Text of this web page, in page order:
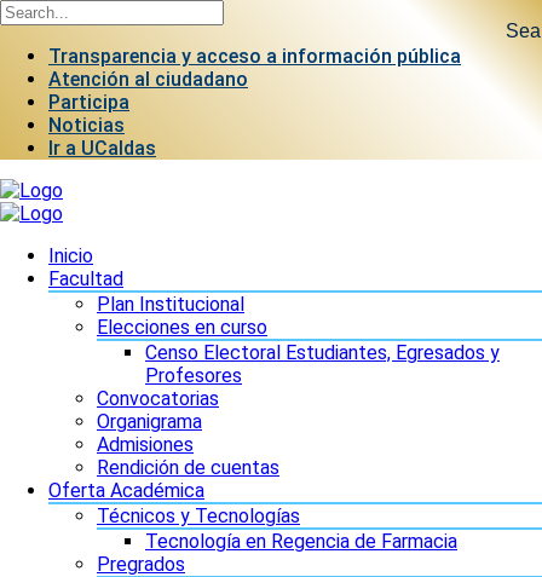
Transparencia y acceso a información pública
Atención al ciudadano
Participa
Noticias
Ir a UCaldas
Inicio
Facultad
Plan Institucional
Elecciones en curso
Censo Electoral Estudiantes, Egresados y
Profesores
Convocatorias
Organigrama
Admisiones
Rendición de cuentas
Oferta Académica
Técnicos y Tecnologías
Tecnología en Regencia de Farmacia
Pregrados